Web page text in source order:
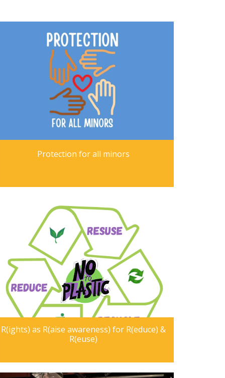
Protection for all minors
R(ights) as R(aise awareness) for R(educe) &
R(euse)